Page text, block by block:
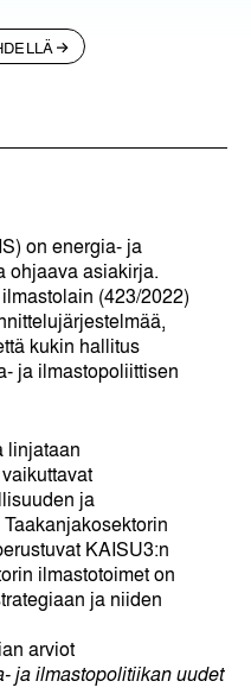
on energia- ja
ohjaava asiakirja.
(423/2022)
kukin hallitus
ja ilmastopoliittisen
linjataan
ja
KAISU3:n
ilmastotoimet on
ja niiden
arviot
ja ilmastopolitiikan uudet